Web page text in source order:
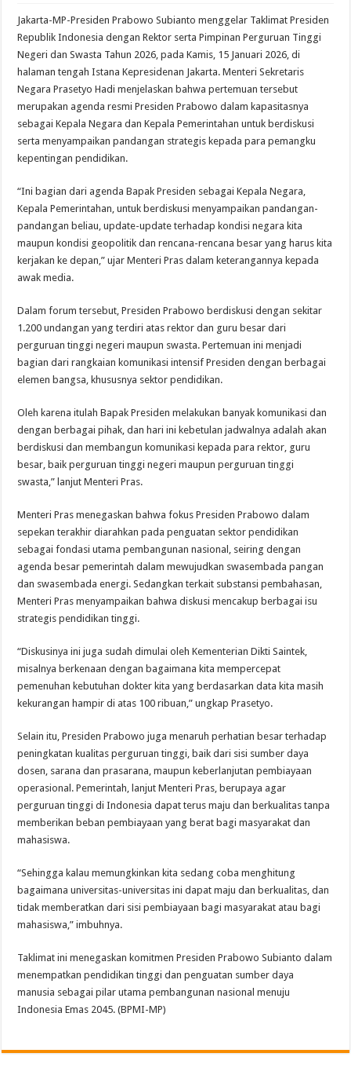
Taklimat
dengan
Rektor
dan
Besar,
Bahas
Arah
Pendidikan
Tinggi
Nasional
Jakarta-MP-Presiden Prabowo Subianto menggelar Taklimat Presiden
Republik Indonesia dengan Rektor serta Pimpinan Perguruan Tinggi
Negeri dan Swasta Tahun 2026, pada Kamis, 15 Januari 2026, di
halaman tengah Istana Kepresidenan Jakarta. Menteri Sekretaris
Negara Prasetyo Hadi menjelaskan bahwa pertemuan tersebut
merupakan agenda resmi Presiden Prabowo dalam kapasitasnya
sebagai Kepala Negara dan Kepala Pemerintahan untuk berdiskusi
serta menyampaikan pandangan strategis kepada para pemangku
kepentingan pendidikan.
“Ini bagian dari agenda Bapak Presiden sebagai Kepala Negara,
Kepala Pemerintahan, untuk berdiskusi menyampaikan pandangan-
pandangan beliau, update-update terhadap kondisi negara kita
maupun kondisi geopolitik dan rencana-rencana besar yang harus kita
kerjakan ke depan,” ujar Menteri Pras dalam keterangannya kepada
awak media.
Dalam forum tersebut, Presiden Prabowo berdiskusi dengan sekitar
1.200 undangan yang terdiri atas rektor dan guru besar dari
perguruan tinggi negeri maupun swasta. Pertemuan ini menjadi
bagian dari rangkaian komunikasi intensif Presiden dengan berbagai
elemen bangsa, khususnya sektor pendidikan.
Oleh karena itulah Bapak Presiden melakukan banyak komunikasi dan
dengan berbagai pihak, dan hari ini kebetulan jadwalnya adalah akan
berdiskusi dan membangun komunikasi kepada para rektor, guru
besar, baik perguruan tinggi negeri maupun perguruan tinggi
swasta,” lanjut Menteri Pras.
Menteri Pras menegaskan bahwa fokus Presiden Prabowo dalam
sepekan terakhir diarahkan pada penguatan sektor pendidikan
sebagai fondasi utama pembangunan nasional, seiring dengan
agenda besar pemerintah dalam mewujudkan swasembada pangan
dan swasembada energi. Sedangkan terkait substansi pembahasan,
Menteri Pras menyampaikan bahwa diskusi mencakup berbagai isu
strategis pendidikan tinggi.
“Diskusinya ini juga sudah dimulai oleh Kementerian Dikti Saintek,
misalnya berkenaan dengan bagaimana kita mempercepat
pemenuhan kebutuhan dokter kita yang berdasarkan data kita masih
kekurangan hampir di atas 100 ribuan,” ungkap Prasetyo.
Selain itu, Presiden Prabowo juga menaruh perhatian besar terhadap
peningkatan kualitas perguruan tinggi, baik dari sisi sumber daya
dosen, sarana dan prasarana, maupun keberlanjutan pembiayaan
operasional. Pemerintah, lanjut Menteri Pras, berupaya agar
perguruan tinggi di Indonesia dapat terus maju dan berkualitas tanpa
memberikan beban pembiayaan yang berat bagi masyarakat dan
mahasiswa.
“Sehingga kalau memungkinkan kita sedang coba menghitung
bagaimana universitas-universitas ini dapat maju dan berkualitas, dan
tidak memberatkan dari sisi pembiayaan bagi masyarakat atau bagi
mahasiswa,” imbuhnya.
Taklimat ini menegaskan komitmen Presiden Prabowo Subianto dalam
menempatkan pendidikan tinggi dan penguatan sumber daya
manusia sebagai pilar utama pembangunan nasional menuju
Indonesia Emas 2045. (BPMI-MP)